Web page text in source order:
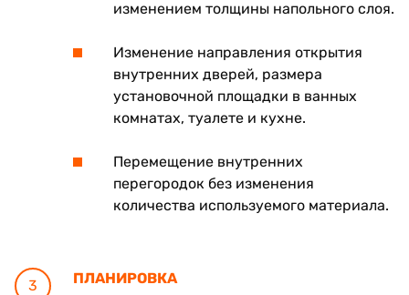
изменением толщины напольного слоя.
Изменение направления открытия
внутренних дверей, размера
установочной площадки в ванных
комнатах, туалете и кухне.
Перемещение внутренних
перегородок без изменения
количества используемого материала.
3 ПЛАНИРОВКА